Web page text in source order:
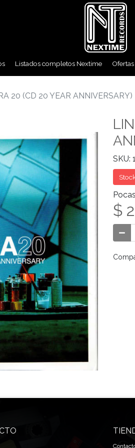
Listados completos Nextime Ofertas
20 (CD 20 YEAR ANNIVERSARY)
SKU:
$